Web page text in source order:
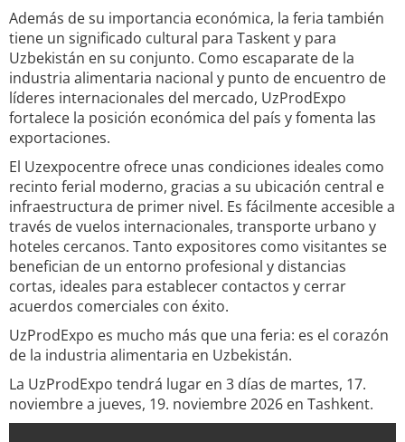
Además de su importancia económica, la feria también
tiene un significado cultural para Taskent y para
Uzbekistán en su conjunto. Como escaparate de la
industria alimentaria nacional y punto de encuentro de
líderes internacionales del mercado, UzProdExpo
fortalece la posición económica del país y fomenta las
exportaciones.
El Uzexpocentre ofrece unas condiciones ideales como
recinto ferial moderno, gracias a su ubicación central e
infraestructura de primer nivel. Es fácilmente accesible a
través de vuelos internacionales, transporte urbano y
hoteles cercanos. Tanto expositores como visitantes se
benefician de un entorno profesional y distancias
cortas, ideales para establecer contactos y cerrar
acuerdos comerciales con éxito.
UzProdExpo es mucho más que una feria: es el corazón
de la industria alimentaria en Uzbekistán.
La UzProdExpo tendrá lugar en 3 días de martes, 17.
noviembre a jueves, 19. noviembre 2026 en Tashkent.